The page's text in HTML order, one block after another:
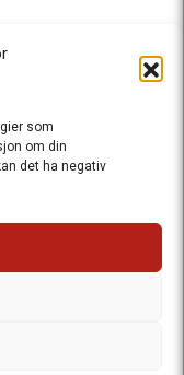
som
om din
det ha negativ
Wiik |
0110 Oslo.